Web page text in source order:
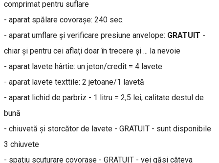
comprimat pentru suflare
- aparat spălare covoraşe: 240 sec.
- aparat umflare şi verificare presiune anvelope: GRATUIT -
chiar şi pentru cei aflaţi doar în trecere şi ... la nevoie
- aparat lavete hârtie: un jeton/credit = 4 lavete
- aparat lavete texttile: 2 jetoane/1 lavetă
- aparat lichid de parbriz - 1 litru = 2,5 lei, calitate destul de
bună
- chiuvetă şi storcător de lavete - GRATUIT - sunt disponibile
3 chiuvete
- spaţiu scuturare covoraşe - GRATUIT - vei găsi câteva